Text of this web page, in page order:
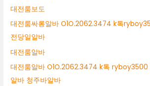
대전룸보도
대전룸싸롱알바 O1O.2062.3474 k톡
전당일알바
대전룸알바
대전룸알바 O1O.2062.3474 k톡 ryboy3500
알바 청주바알바